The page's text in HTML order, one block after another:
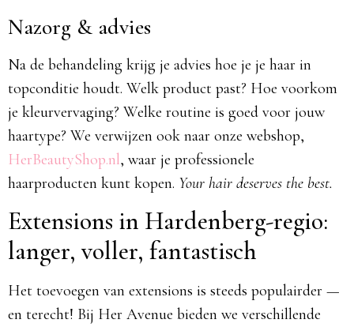
Nazorg & advies
Na de behandeling krijg je advies hoe je je haar in
topconditie houdt. Welk product past? Hoe voorkom
je kleurvervaging? Welke routine is goed voor jouw
haartype? We verwijzen ook naar onze webshop,
HerBeautyShop.nl, waar je professionele
haarproducten kunt kopen. Your hair deserves the best.
Extensions in Hardenberg-regio:
langer, voller, fantastisch
Het toevoegen van extensions is steeds populairder —
en terecht! Bij Her Avenue bieden we verschillende